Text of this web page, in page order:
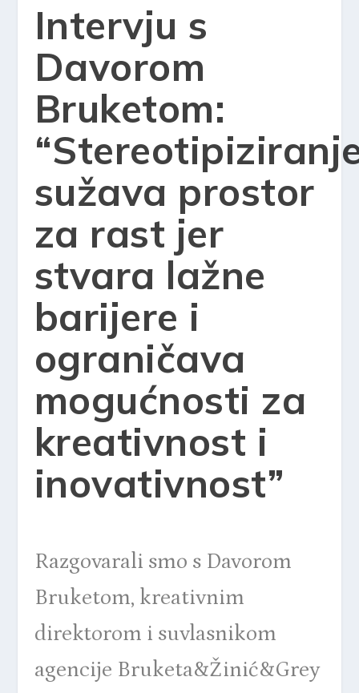
Intervju s
Davorom
Bruketom:
sužava prostor
za rast jer
stvara lažne
barijere i
ograničava
mogućnosti za
kreativnost i
inovativnost”
Razgovarali smo s Davorom
Bruketom, kreativnim
direktorom i suvlasnikom
agencije Bruketa&Žinić&Grey